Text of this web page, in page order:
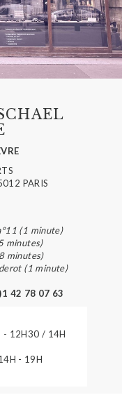
PARIS
(1 minute)
minutes)
minutes)
(1 minute)
42 78 07 63
- 12H30 / 14H
- 19H